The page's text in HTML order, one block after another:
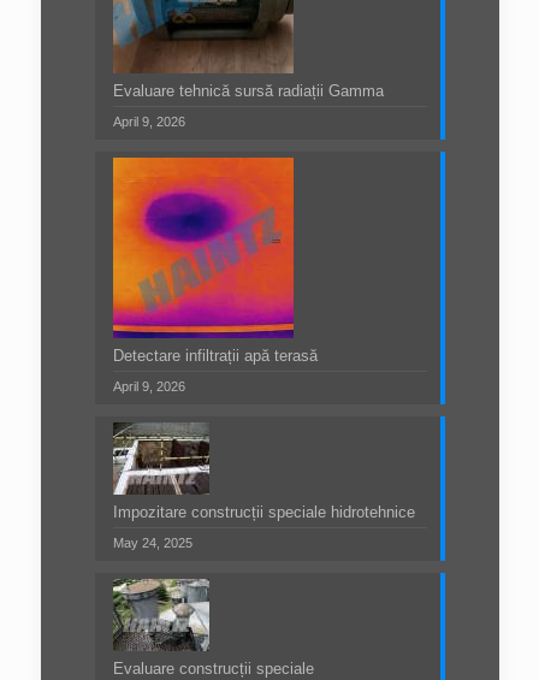
Evaluare tehnică sursă radiații Gamma
April 9, 2026
Detectare infiltrații apă terasă
April 9, 2026
Impozitare construcții speciale hidrotehnice
May 24, 2025
Evaluare construcții speciale